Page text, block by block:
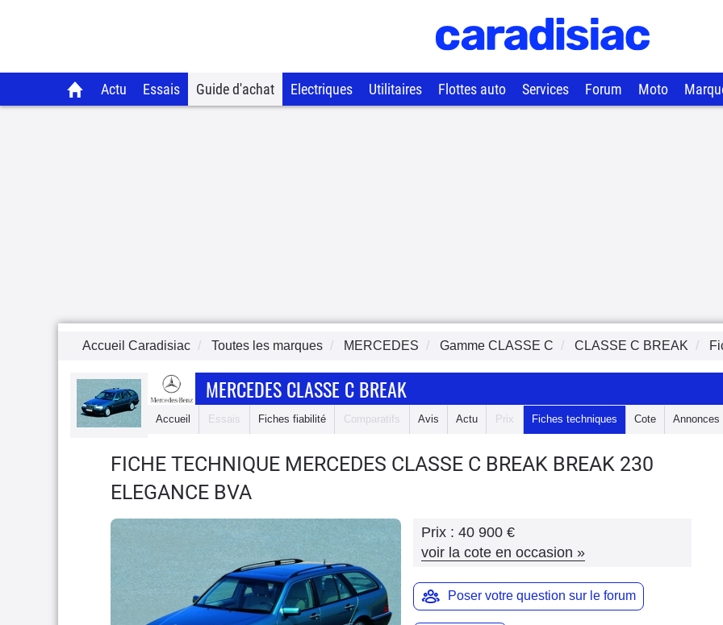
Actu Essais Guide d'achat Electriques Utilitaires Flottes auto Services Forum Moto
Accueil Caradisiac Toutes les marques MERCEDES Gamme CLASSE C CLASSE C BREAK
MERCEDES CLASSE C BREAK
Accueil Essais Fiches fiabilité Comparatifs Avis Actu Prix Fiches techniques Cote Annonces
FICHE TECHNIQUE MERCEDES CLASSE C BREAK BREAK 230
ELEGANCE BVA
Prix : 40 900 €
voir la cote en occasion »
Poser votre question sur le forum